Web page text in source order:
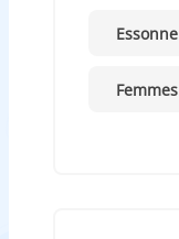
Essonne
Femmes